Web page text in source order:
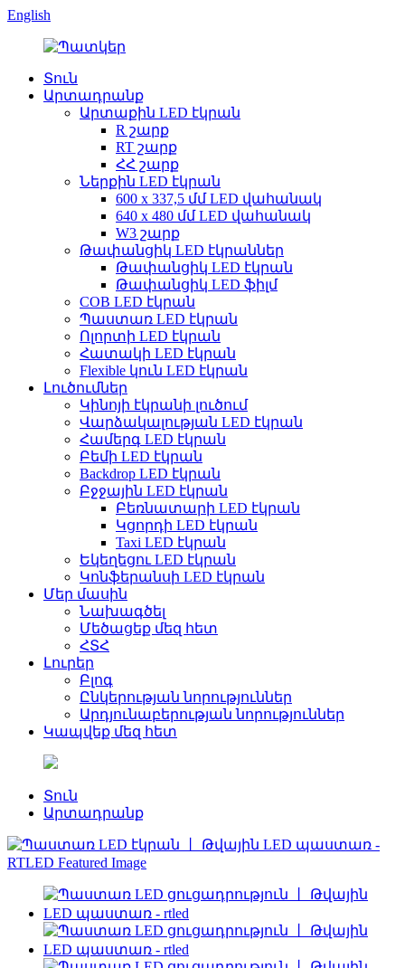
English
Տուն
Արտադրանք
Արտաքին LED էկրան
R շարք
RT շարք
ՀՀ շարք
Ներքին LED էկրան
600 x 337,5 մմ LED վահանակ
640 x 480 մմ LED վահանակ
W3 շարք
Թափանցիկ LED էկրաններ
Թափանցիկ LED էկրան
Թափանցիկ LED ֆիլմ
COB LED էկրան
Պաստառ LED էկրան
Ոլորտի LED էկրան
Հատակի LED էկրան
Flexible կուն LED էկրան
Լուծումներ
Կինոյի էկրանի լուծում
Վարձակալության LED էկրան
Համերգ LED էկրան
Բեմի LED էկրան
Backdrop LED էկրան
Բջջային LED էկրան
Բեռնատարի LED էկրան
Կցորդի LED էկրան
Taxi LED էկրան
Եկեղեցու LED էկրան
Կոնֆերանսի LED էկրան
Մեր մասին
Նախագծել
Մեծացեք մեզ հետ
ՀՏՀ
Լուրեր
Բլոգ
Ընկերության նորություններ
Արդյունաբերության նորություններ
Կապվեք մեզ հետ
Տուն
Արտադրանք